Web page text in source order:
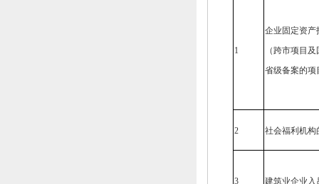
1
企业固定资产
（跨市项目
省级备案的项
2 社会福利机构
3 建筑业企业入